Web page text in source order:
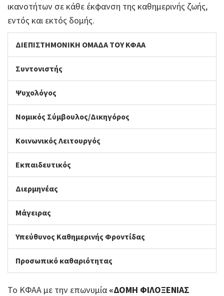
ικανοτήτων σε κάθε έκφανση της καθημερινής ζωής,
εντός και εκτός δομής.
ΔΙΕΠΙΣΤΗΜΟΝΙΚΗ ΟΜΑΔΑ ΤΟΥ ΚΦΑΑ
Συντονιστής
Ψυχολόγος
Νομικός Σύμβουλος/Δικηγόρος
Κοινωνικός Λειτουργός
Εκπαιδευτικός
Διερμηνέας
Μάγειρας
Υπεύθυνος Καθημερινής Φροντίδας
Προσωπικό καθαριότητας
Το ΚΦΑΑ με την επωνυμία«ΔΟΜΗ ΦΙΛΟΞΕΝΙΑΣ